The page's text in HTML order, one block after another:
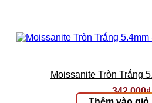
Moissanite Tròn Trắng
342.000₫